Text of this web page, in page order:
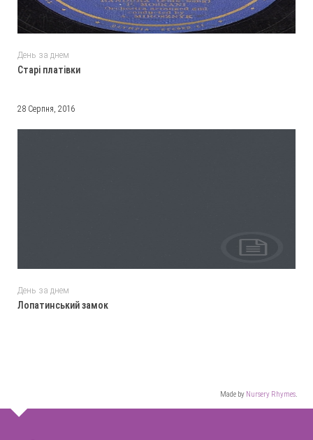
День за днем
Старі платівки
28 Серпня, 2016
День за днем
Лопатинський замок
Made by Nursery Rhymes.